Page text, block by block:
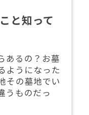
と知って
あるの？お墓
ようになった
その墓地でい
うものだっ